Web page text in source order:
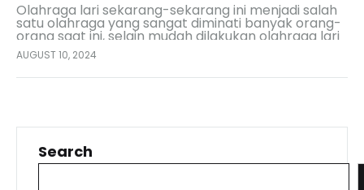
Olahraga lari sekarang-sekarang ini menjadi salah
satu olahraga yang sangat diminati banyak orang-
orang saat ini, selain mudah dilakukan olahraga lari
tidak memerlukan alat-alat atau perlengkapan
khusus. Hanya perlu memiliki sepatu…
AUGUST 10, 2024
Search